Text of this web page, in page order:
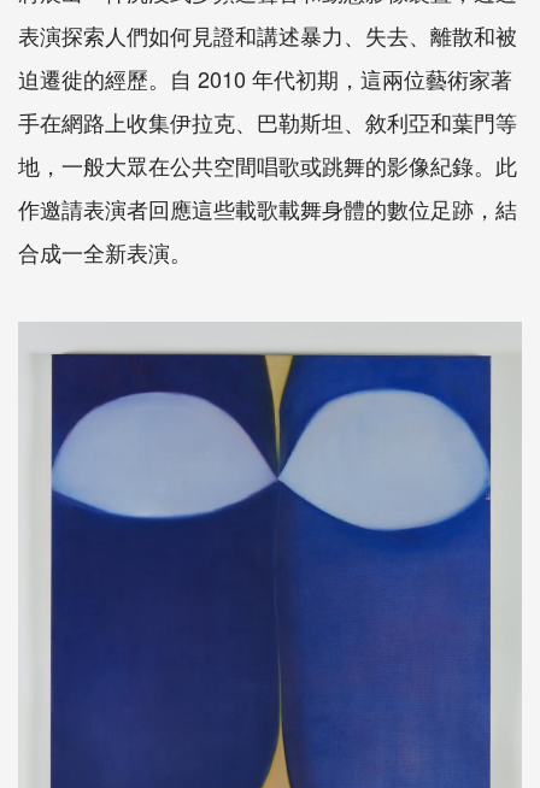
表演探索人們如何見證和講述暴力、失去、離散和被
迫遷徙的經歷。自 2010 年代初期，這兩位藝術家著
手在網路上收集伊拉克、巴勒斯坦、敘利亞和葉門等
地，一般大眾在公共空間唱歌或跳舞的影像紀錄。此
作邀請表演者回應這些載歌載舞身體的數位足跡，結
合成一全新表演。